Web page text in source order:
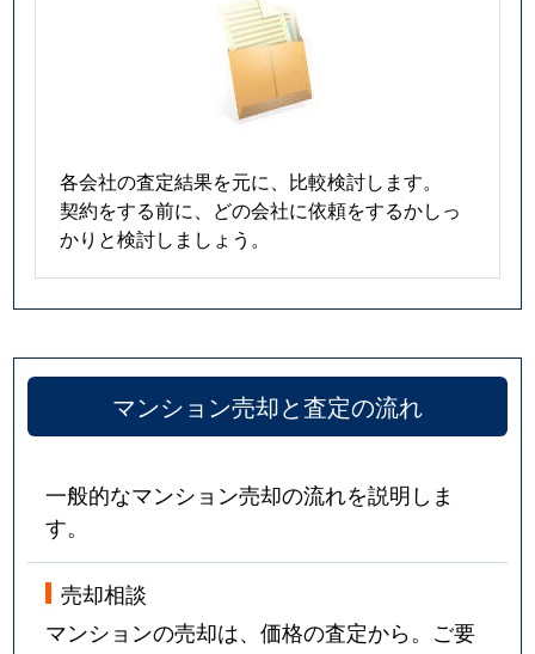
各会社の査定結果を元に、比較検討します。
契約をする前に、どの会社に依頼をするかしっ
かりと検討しましょう。
マンション売却と査定の流れ
一般的なマンション売却の流れを説明しま
す。
売却相談
マンションの売却は、価格の査定から。ご要